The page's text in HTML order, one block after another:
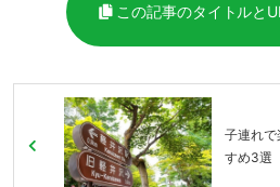
この記事のタイトルと
子連れ
すめ3選